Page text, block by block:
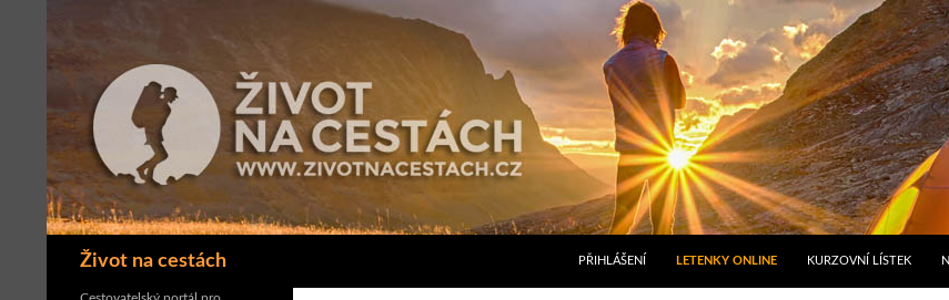
Život na cestách
Hledat
PŘIHLÁŠENÍ LETENKY ONLINE KURZOVNÍ LÍSTEK